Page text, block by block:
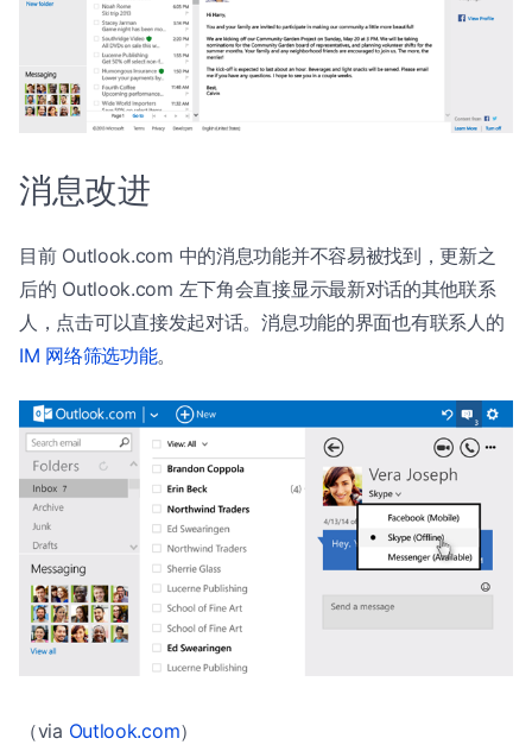
消息改进
目前 Outlook.com 中的消息功能并不容易被找到，更新之
后的 Outlook.com 左下角会直接显示最新对话的其他联系
人，点击可以直接发起对话。消息功能的界面也有联系人的
IM 网络筛选功能。
（via Outlook.com）